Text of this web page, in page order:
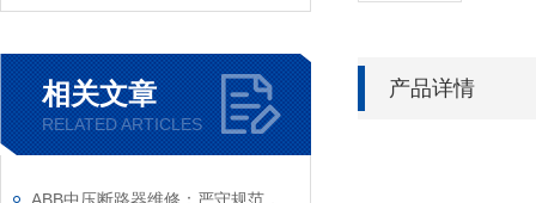
相关文章
RELATED ARTICLES
产品详情